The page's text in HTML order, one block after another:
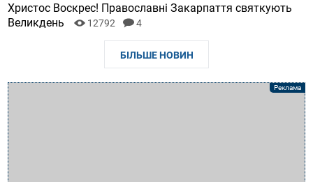
Христос Воскрес! Православні Закарпаття святкують
Великдень
12792 4
БІЛЬШЕ НОВИН